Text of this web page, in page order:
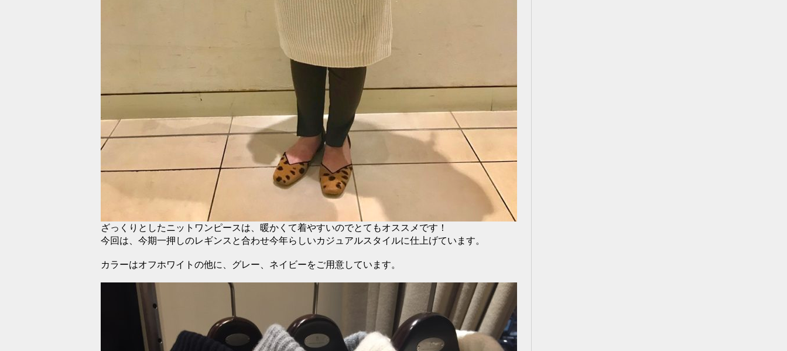
ざっくりとしたニットワンピースは、暖かくて着やすいのでとてもオススメです！
今回は、今期一押しのレギンスと合わせ今年らしいカジュアルスタイルに仕上げています。
カラーはオフホワイトの他に、グレー、ネイビーをご用意しています。